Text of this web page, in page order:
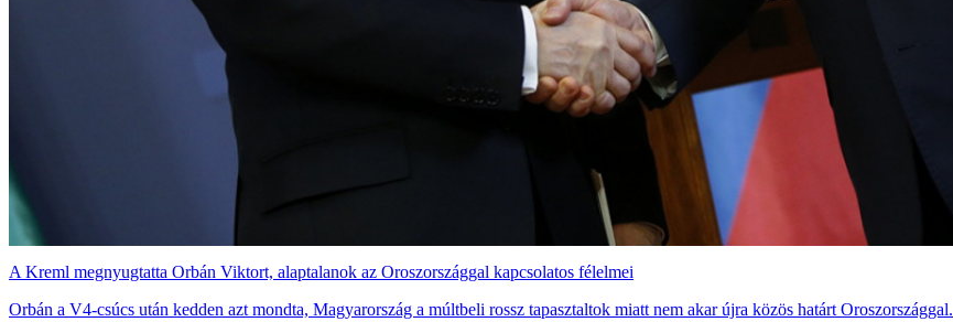
A Kreml megnyugtatta Orbán Viktort, alaptalanok az Oroszországgal kapcsolatos félelmei
Orbán a V4-csúcs után kedden azt mondta, Magyarország a múltbeli rossz tapasztaltok miatt nem akar újra közös határt Oroszországgal.